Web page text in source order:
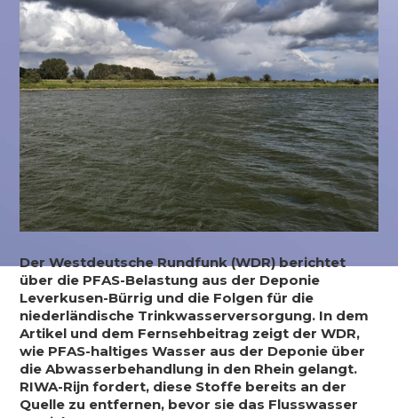
Der Westdeutsche Rundfunk (WDR) berichtet
über die PFAS-Belastung aus der Deponie
Leverkusen-Bürrig und die Folgen für die
niederländische Trinkwasserversorgung. In dem
Artikel und dem Fernsehbeitrag zeigt der WDR,
wie PFAS-haltiges Wasser aus der Deponie über
die Abwasserbehandlung in den Rhein gelangt.
RIWA-Rijn fordert, diese Stoffe bereits an der
Quelle zu entfernen, bevor sie das Flusswasser